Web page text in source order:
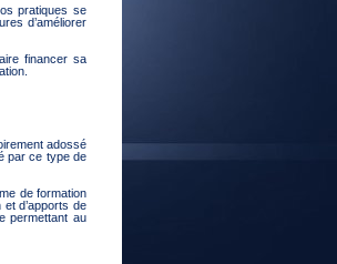
pratiques se
d’améliorer
financer sa
adossé
par ce type de
de formation
d’apports de
permettant au